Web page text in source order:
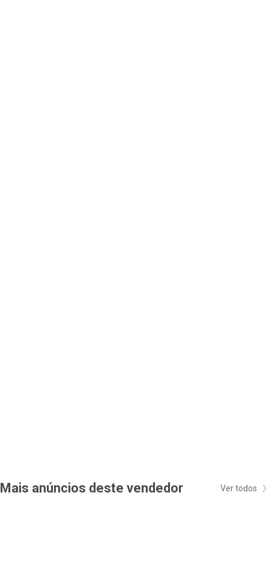
Mais anúncios deste vendedor Ver todos